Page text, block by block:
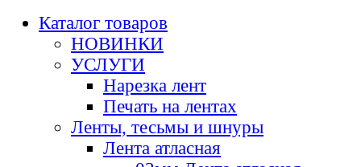
Каталог товаров
НОВИНКИ
УСЛУГИ
Нарезка лент
Печать на лентах
Ленты, тесьмы и шнуры
Лента атласная